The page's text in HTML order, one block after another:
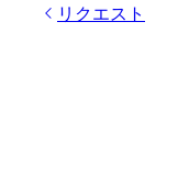
リクエスト